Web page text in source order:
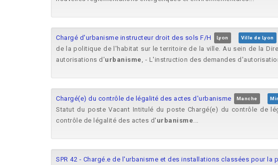
Chargé d'urbanisme instructeur droit des sols F/H Lyon Ville de Lyon
de la politique de l'habitat sur le territoire de la ville. Au sein de la
autorisations d'urbanisme, - L'instruction des demandes
Chargé(e) du contrôle de légalité des actes d'urbanisme Manche
Statut du poste Vacant Intitulé du poste Chargé(e) du contrôle de
contrôle de légalité des actes d' urbanisme...
SPR 42 - Chargé.e de l'urbanisme et des installations classées pour la